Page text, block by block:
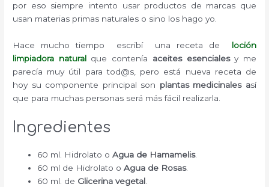
por eso siempre intento usar productos de marcas que
usan materias primas naturales o sino los hago yo.
Hace mucho tiempo escribí una receta de
loción
limpiadora naturalque contenía aceites esencialesy me
parecía muy útil para tod@s, pero está nueva receta de
hoy su componente principal son plantas medicinales así
que para muchas personas será más fácil realizarla.
Ingredientes
60 ml. Hidrolato oAgua de Hamamelis.
60 ml de Hidrolato oAgua de Rosas.
60 ml. de Glicerina vegetal